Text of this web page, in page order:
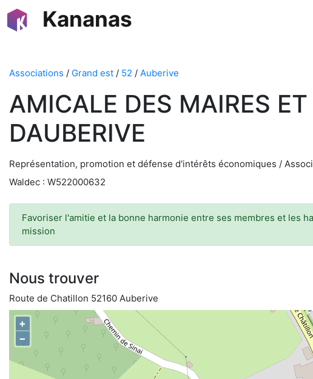
Kananas
Associations / Grand est / 52 / Auberive
AMICALE DES MAIRES
DAUBERIVE
Représentation, promotion et défense d'intérêts économiques /
Waldec : W522000632
Favoriser l'amitie et la bonne harmonie entre ses membres et les
mission
Nous trouver
Route de Chatillon 52160 Auberive
+
−